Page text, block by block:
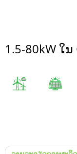
1.5-80kW ໃ